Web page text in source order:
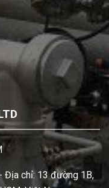
Địa chỉ: 13 đường 1B,